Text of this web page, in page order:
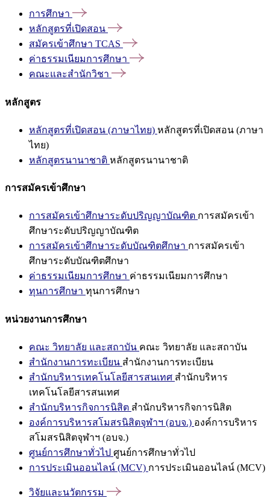
การศึกษา
หลักสูตรที่เปิดสอน
สมัครเข้าศึกษา TCAS
ค่าธรรมเนียมการศึกษา
คณะและสำนักวิชา
หลักสูตร
หลักสูตรที่เปิดสอน (ภาษาไทย) หลักสูตรที่เปิดสอน (ภาษา
ไทย)
หลักสูตรนานาชาติ หลักสูตรนานาชาติ
การสมัครเข้าศึกษา
การสมัครเข้าศึกษาระดับปริญญาบัณฑิต การสมัครเข้า
ศึกษาระดับปริญญาบัณฑิต
การสมัครเข้าศึกษาระดับบัณฑิตศึกษา การสมัครเข้า
ศึกษาระดับบัณฑิตศึกษา
ค่าธรรมเนียมการศึกษา ค่าธรรมเนียมการศึกษา
ทุนการศึกษา ทุนการศึกษา
หน่วยงานการศึกษา
คณะ วิทยาลัย และสถาบัน คณะ วิทยาลัย และสถาบัน
สำนักงานการทะเบียน สำนักงานการทะเบียน
สำนักบริหารเทคโนโลยีสารสนเทศ สำนักบริหาร
เทคโนโลยีสารสนเทศ
สำนักบริหารกิจการนิสิต สำนักบริหารกิจการนิสิต
องค์การบริหารสโมสรนิสิตจุฬาฯ (อบจ.) องค์การบริหาร
สโมสรนิสิตจุฬาฯ (อบจ.)
ศูนย์การศึกษาทั่วไป ศูนย์การศึกษาทั่วไป
การประเมินออนไลน์ (MCV) การประเมินออนไลน์ (MCV)
วิจัยและนวัตกรรม